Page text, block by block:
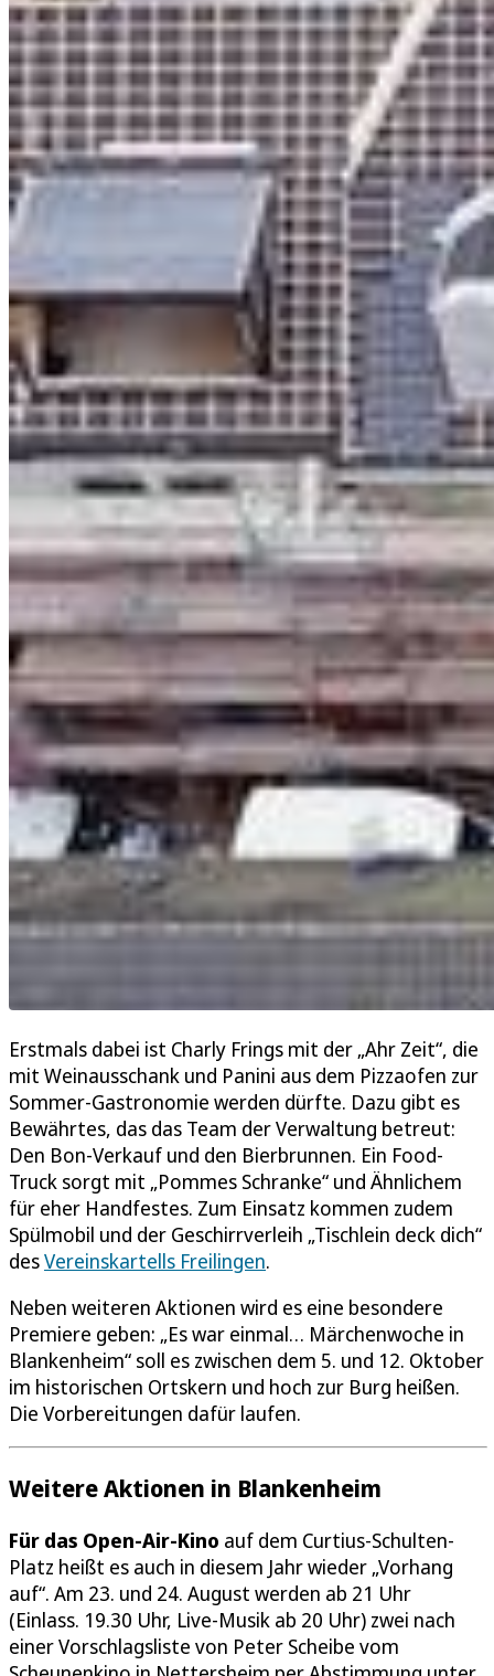
Erstmals dabei ist Charly Frings mit der „Ahr Zeit“, die
mit Weinausschank und Panini aus dem Pizzaofen zur
Sommer-Gastronomie werden dürfte. Dazu gibt es
Bewährtes, das das Team der Verwaltung betreut:
Den Bon-Verkauf und den Bierbrunnen. Ein Food-
Truck sorgt mit „Pommes Schranke“ und Ähnlichem
für eher Handfestes. Zum Einsatz kommen zudem
Spülmobil und der Geschirrverleih „Tischlein deck dich“
desVereinskartells Freilingen.
Neben weiteren Aktionen wird es eine besondere
Premiere geben: „Es war einmal… Märchenwoche in
Blankenheim“ soll es zwischen dem 5. und 12. Oktober
im historischen Ortskern und hoch zur Burg heißen.
Die Vorbereitungen dafür laufen.
Weitere Aktionen in Blankenheim
Für das Open-Air-Kino auf dem Curtius-Schulten-
Platz heißt es auch in diesem Jahr wieder „Vorhang
auf“. Am 23. und 24. August werden ab 21 Uhr
(Einlass. 19.30 Uhr, Live-Musik ab 20 Uhr) zwei nach
einer Vorschlagsliste von Peter Scheibe vom